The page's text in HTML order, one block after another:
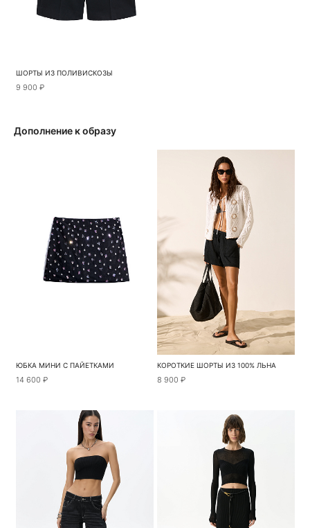
ШОРТЫ ИЗ ПОЛИВИСКОЗЫ
9 900 ₽
Дополнение к образу
ЮБКА МИНИ С ПАЙЕТКАМИ
14 600 ₽
КОРОТКИЕ ШОРТЫ ИЗ 100% ЛЬНА
8 900 ₽